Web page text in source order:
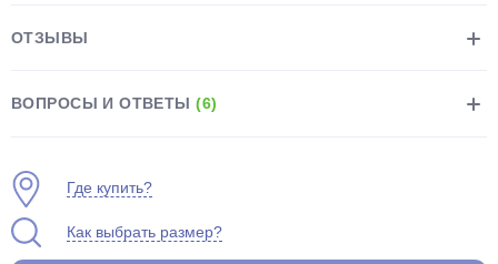
ОТЗЫВЫ
ВОПРОСЫ И ОТВЕТЫ(6)
Где купить?
Как выбрать размер?